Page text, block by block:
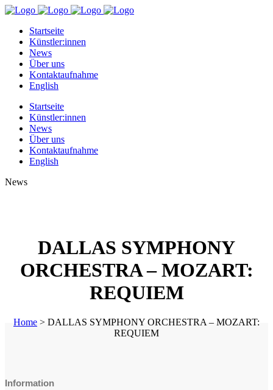
Startseite
Künstler:innen
News
Über uns
Kontaktaufnahme
English
Startseite
Künstler:innen
News
Über uns
Kontaktaufnahme
English
News
DALLAS SYMPHONY
ORCHESTRA – MOZART:
REQUIEM
Home > DALLAS SYMPHONY ORCHESTRA – MOZART:
REQUIEM
Information